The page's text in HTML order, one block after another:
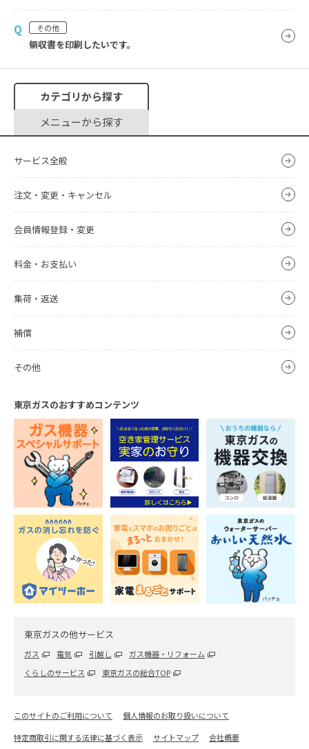
Q その他
領収書を印刷したいです。
カテゴリから探す
メニューから探す
サービス全般
注文・変更・キャンセル
会員情報登録・変更
料金・お支払い
集荷・返送
補償
その他
東京ガスのおすすめコンテンツ
東京ガスの他サービス
ガス 電気 引越し
ガス機器・リフォーム
くらしのサービス
東京ガスの総合TOP
このサイトのご利用について
個人情報のお取り扱いについて
特定商取引に関する法律に基づく表示
サイトマップ 会社概要